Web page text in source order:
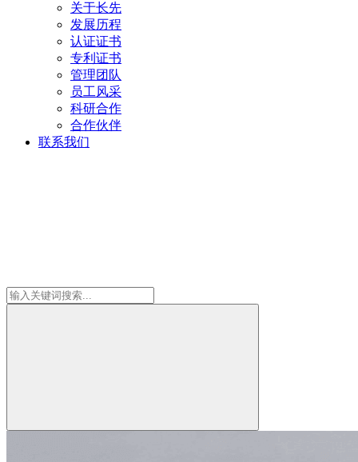
关于长先
发展历程
认证证书
专利证书
管理团队
员工风采
科研合作
合作伙伴
联系我们